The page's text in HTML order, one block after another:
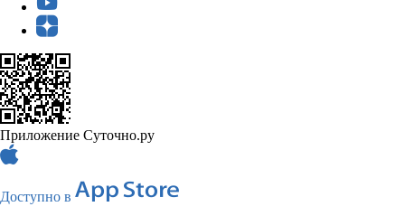
Приложение Суточно.ру
Доступно в